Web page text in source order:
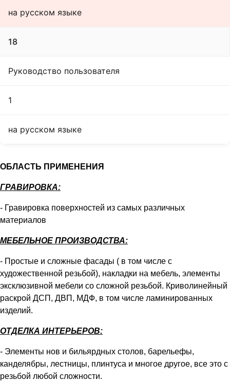
на русском языке
18
Руководство пользователя
1
на русском языке
ОБЛАСТЬ ПРИМЕНЕНИЯ
ГРАВИРОВКА:
- Гравировка поверхностей из самых различных
материалов
МЕБЕЛЬНОЕ ПРОИЗВОДСТВА:
- Простые и сложные фасады ( в том числе с
художественной резьбой), накладки на мебель, элементы
эксклюзивной мебели со сложной резьбой. Криволинейный
раскрой ДСП, ДВП, МДФ, в том числе ламинированных
изделий.
ОТДЕЛКА ИНТЕРЬЕРОВ:
- Элементы нов и бильярдных столов, барельефы,
канделябры, лестницы, плинтуса и многое другое, все это с
резьбой любой сложности.